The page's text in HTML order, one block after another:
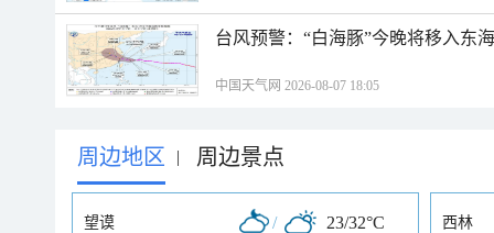
台风预警：“白海豚”今晚将移入东
中国天气网 2026-08-07 18:05
周边地区 | 周边景点
望谟 / 23/32°C 西林